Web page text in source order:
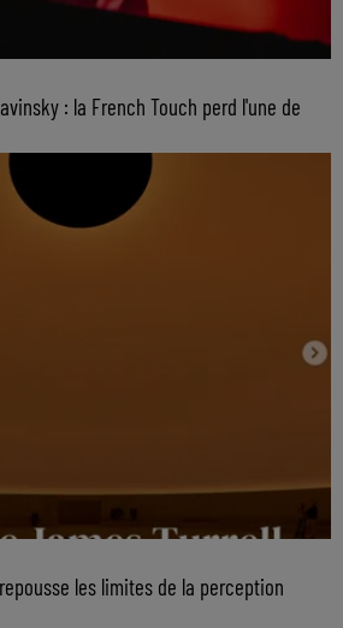
: la French Touch perd l'une de
les limites de la perception